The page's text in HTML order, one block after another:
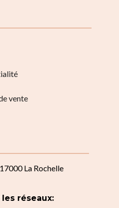
vente
La Rochelle
réseaux: